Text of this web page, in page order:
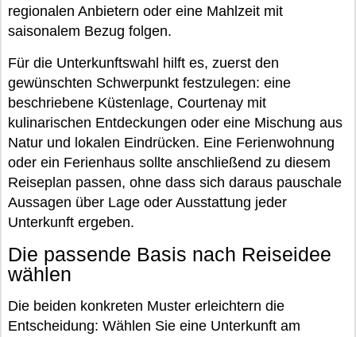
regionalen Anbietern oder eine Mahlzeit mit
saisonalem Bezug folgen.
Für die Unterkunftswahl hilft es, zuerst den
gewünschten Schwerpunkt festzulegen: eine
beschriebene Küstenlage, Courtenay mit
kulinarischen Entdeckungen oder eine Mischung aus
Natur und lokalen Eindrücken. Eine Ferienwohnung
oder ein Ferienhaus sollte anschließend zu diesem
Reiseplan passen, ohne dass sich daraus pauschale
Aussagen über Lage oder Ausstattung jeder
Unterkunft ergeben.
Die passende Basis nach Reiseidee
wählen
Die beiden konkreten Muster erleichtern die
Entscheidung: Wählen Sie eine Unterkunft am